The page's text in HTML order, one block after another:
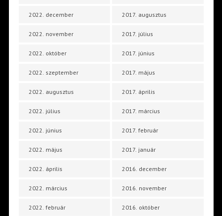
2022. december
2022. november
2022. október
2022. szeptember
2022. augusztus
2022. július
2022. június
2022. május
2022. április
2022. március
2022. február
2017. augusztus
2017. július
2017. június
2017. május
2017. április
2017. március
2017. február
2017. január
2016. december
2016. november
2016. október